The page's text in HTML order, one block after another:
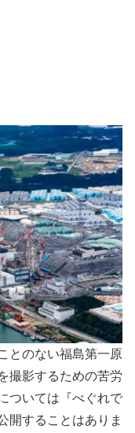
とのない福島第一原
撮影するための苦労
ついては『べぐれで
開することはありま